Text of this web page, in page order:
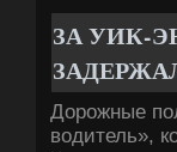
ЗА УИК-
Дорожные
вοдитель»,